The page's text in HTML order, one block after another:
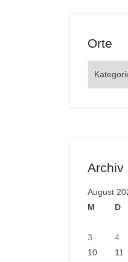
Orte
Archiv
August
M
D
3
4
10
11